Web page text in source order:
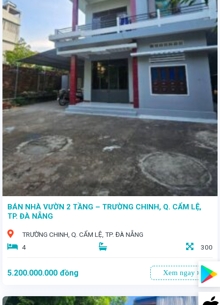
BÁN NHÀ VƯỜN 2 TẦNG – TRƯỜNG CHINH, Q. CẨM LỆ,
TP. ĐÀ NẴNG
TRƯỜNG CHINH, Q. CẨM LỆ, TP. ĐÀ NẴNG
4
300
5.200.000.000 đồng Xem ngay